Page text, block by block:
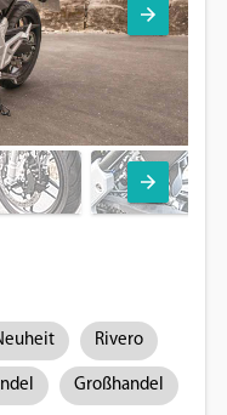
Rivero
Großhandel